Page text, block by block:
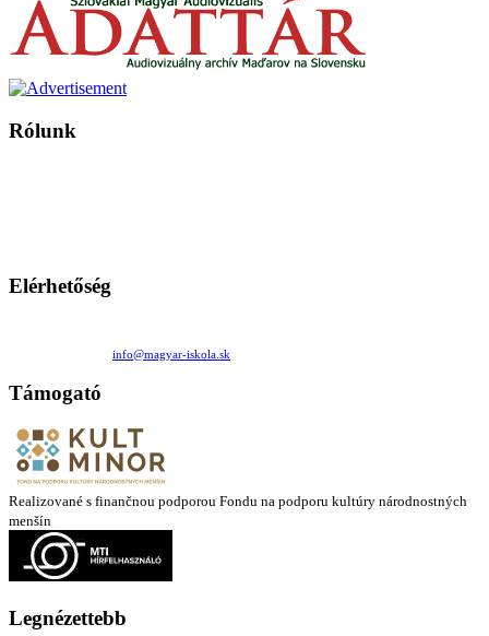
Rólunk
Elérhetőség
info@magyar-iskola.sk
Támogató
Realizované s finančnou podporou Fondu na podporu kultúry národnostných
menšín
Legnézettebb